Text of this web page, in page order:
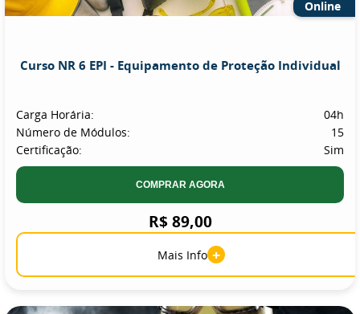
Online
Curso NR 6 EPI - Equipamento de Proteção Individual
Carga Horária:
04h
Número de Módulos:
15
Certificação:
Sim
COMPRAR AGORA
R$ 89,00
Mais Info +